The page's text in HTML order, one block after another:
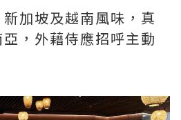
加坡及越南風味，真
，外藉侍應招呼主動